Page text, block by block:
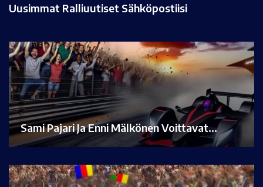
Uusimmat Ralliuutiset Sähköpostiisi
Sami Pajari Ja Enni Mälkönen Voittavat…